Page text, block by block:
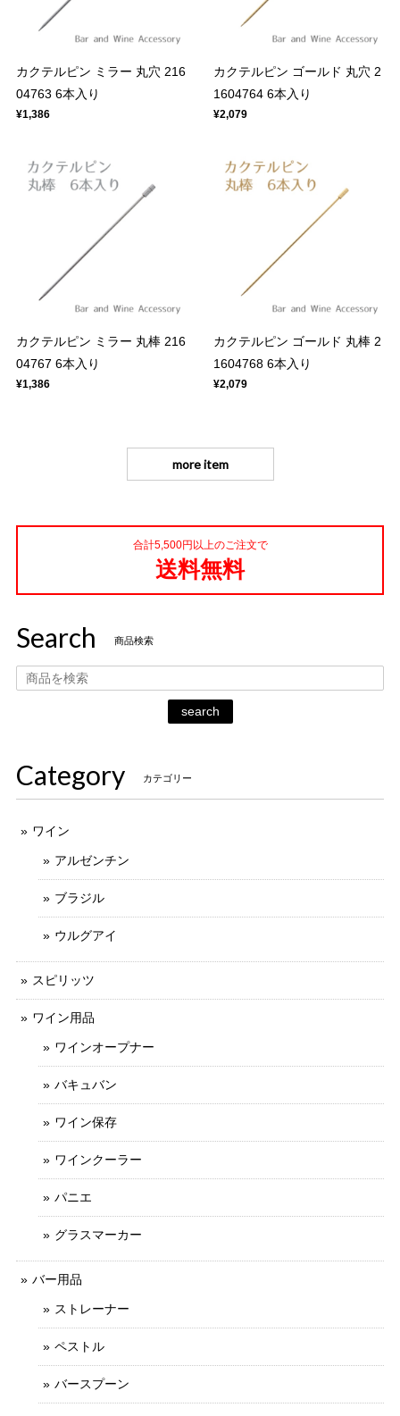
カクテルピン ミラー 丸穴 216
04763 6本入り
¥1,386
カクテルピン ゴールド 丸穴 2
1604764 6本入り
¥2,079
カクテルピン ミラー 丸棒 216
04767 6本入り
¥1,386
カクテルピン ゴールド 丸棒 2
1604768 6本入り
¥2,079
more item
合計5,500円以上のご注文で
送料無料
Search 商品検索
search
Category カテゴリー
ワイン
アルゼンチン
ブラジル
ウルグアイ
スピリッツ
ワイン用品
ワインオープナー
バキュバン
ワイン保存
ワインクーラー
パニエ
グラスマーカー
バー用品
ストレーナー
ペストル
バースプーン